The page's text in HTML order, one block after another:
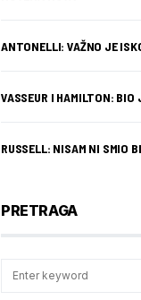
ANTONELLI: VAŽNO JE
VASSEUR I HAMILTON:
RUSSELL: NISAM NI SMIO
PRETRAGA